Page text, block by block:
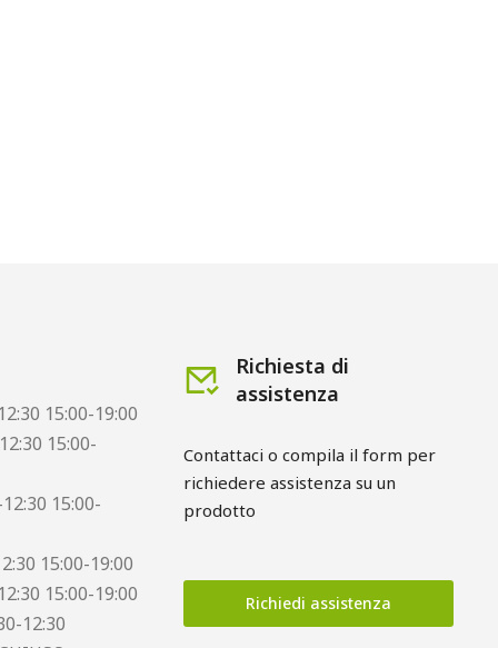
15:00-19:00
15:00-
15:00-
15:00-19:00
15:00-19:00
12:30
Richiesta di
assistenza
Contattaci o compila il form per
richiedere assistenza su un
prodotto
Richiedi assistenza